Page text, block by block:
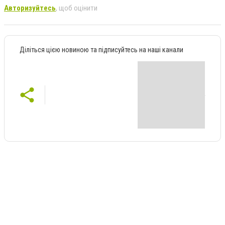
Авторизуйтесь, щоб оцінити
Діліться цією новиною та підписуйтесь на наші канали